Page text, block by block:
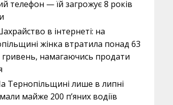
телефон — їй загрожує 8 років
в інтернеті: на
жінка втратила понад 63
гривень, намагаючись продати
Тернопільщині лише в липні
майже 200 п’яних водіїв